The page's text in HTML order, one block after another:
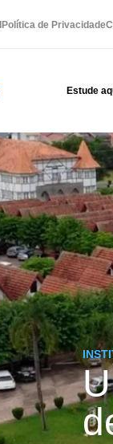
Política de Privacidade
Estude